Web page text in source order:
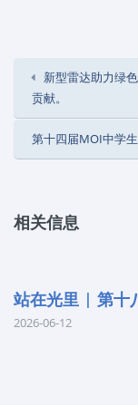
新型雷达助力绿
贡献。
第十四届MOI中学
相关信息
站在光里 | 第十
2026-06-12